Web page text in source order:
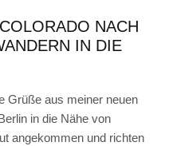
NACH
IN DIE
Grüße aus meiner neuen
in die Nähe von
angekommen und richten